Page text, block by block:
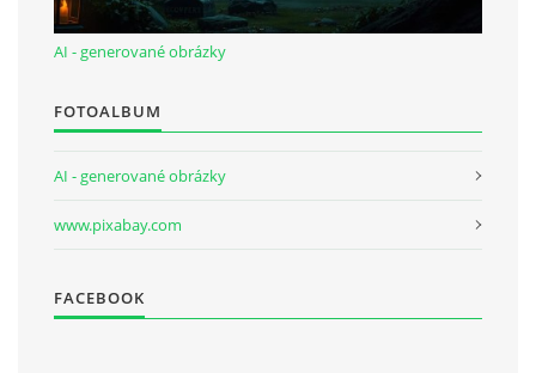
AI - generované obrázky
FOTOALBUM
AI - generované obrázky
www.pixabay.com
FACEBOOK